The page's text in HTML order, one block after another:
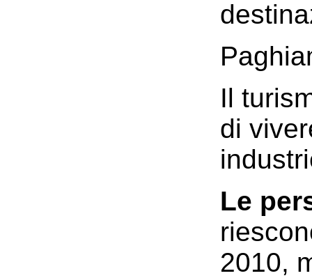
Il
di
Le
2010,